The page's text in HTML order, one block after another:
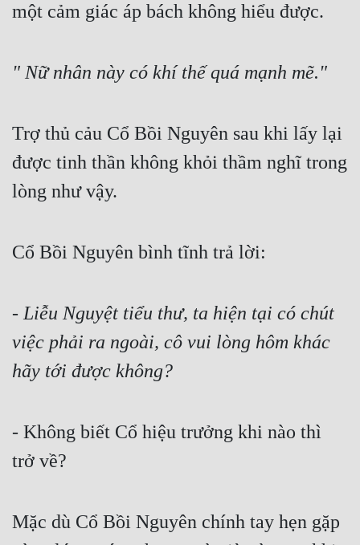
một cảm giác áp bách không hiểu được.
" Nữ nhân này có khí thế quá mạnh mẽ."
Trợ thủ cảu Cổ Bồi Nguyên sau khi lấy lại
được tinh thần không khỏi thầm nghĩ trong
lòng như vậy.
Cổ Bồi Nguyên bình tĩnh trả lời:
- Liễu Nguyệt tiểu thư, ta hiện tại có chút
việc phải ra ngoài, cô vui lòng hôm khác
hãy tới được không?
- Không biết Cổ hiệu trưởng khi nào thì
trở về?
Mặc dù Cổ Bồi Nguyên chính tay hẹn gặp